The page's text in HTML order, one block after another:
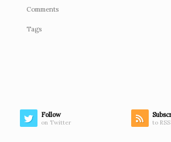
Comments
Tags
Follow
on Twitter to